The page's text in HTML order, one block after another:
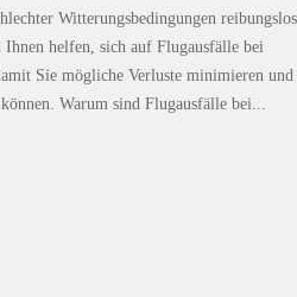
Witterungsbedingungen reibungslos
helfen, sich auf Flugausfälle bei
Sie mögliche Verluste minimieren und
Warum sind Flugausfälle bei...